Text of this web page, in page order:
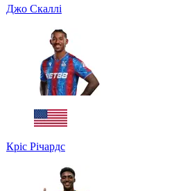
Джо Скаллі
Кріс Річардс